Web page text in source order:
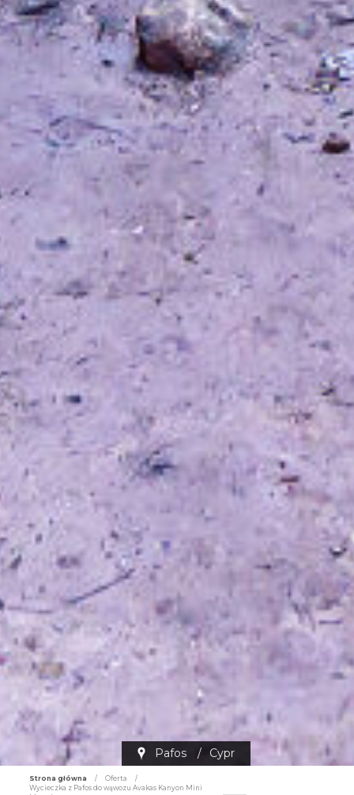
Pafos / Cypr
Strona główna / Oferta
/
Wycieczka z Pafos do wąwozu Avakas Kanyon Mini